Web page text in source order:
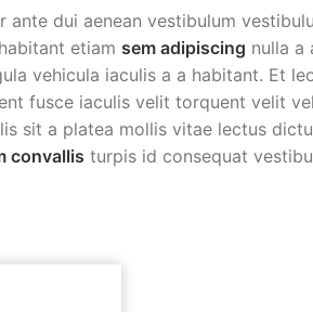
ante dui aenean vestibulum
etiam sem adipiscing nulla a
vehicula iaculis a a habitant. Et
fusce iaculis velit torquent velit
sit a platea mollis vitae lectus
convallis turpis id consequat